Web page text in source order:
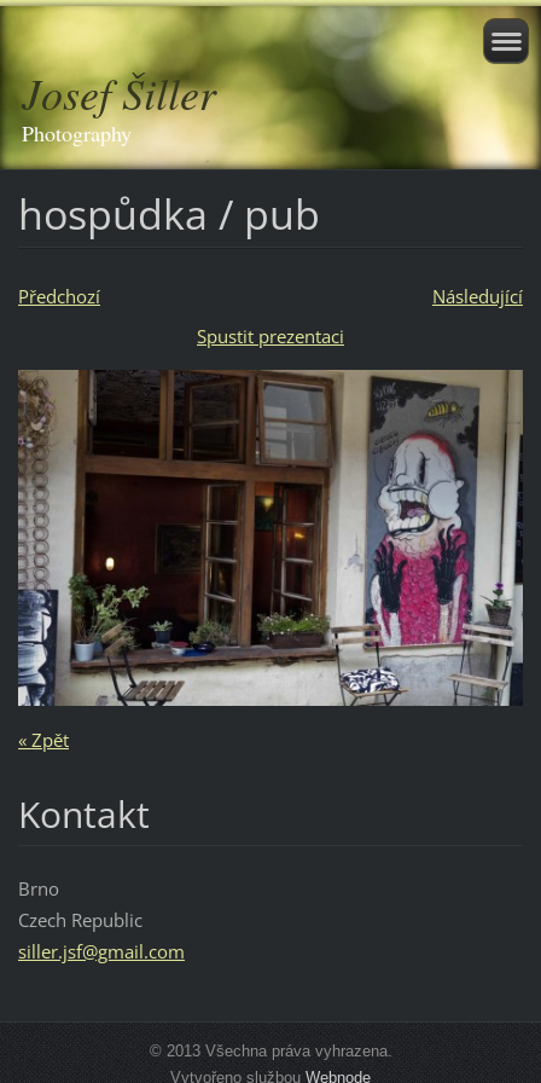
Josef Šiller
Photography
hospůdka / pub
Předchozí
Následující
Spustit prezentaci
« Zpět
Kontakt
Brno
Czech Republic
siller.jsf@gmail.com
© 2013 Všechna práva vyhrazena.
Vytvořeno službouWebnode